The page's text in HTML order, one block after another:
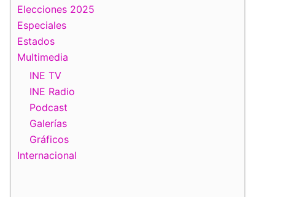
Elecciones 2025
Especiales
Estados
Multimedia
INE TV
INE Radio
Podcast
Galerías
Gráficos
Internacional